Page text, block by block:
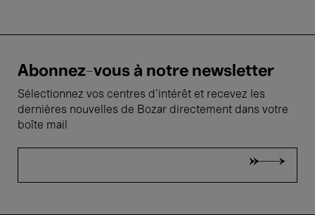
Abonnez-vous à notre newsletter
Sélectionnez vos centres d'intérêt et recevez les
dernières nouvelles de Bozar directement dans votre
boîte mail